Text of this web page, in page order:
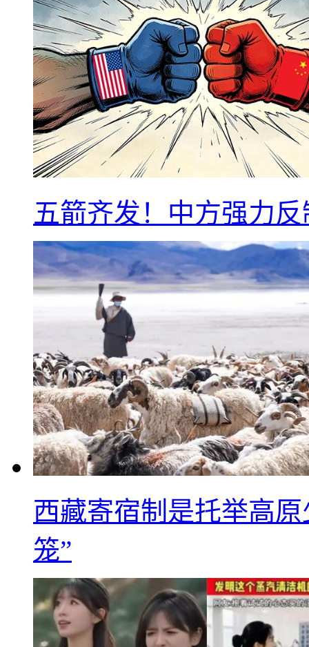
五箭齐发！中方强力
西藏寄宿制是托举高
笼”